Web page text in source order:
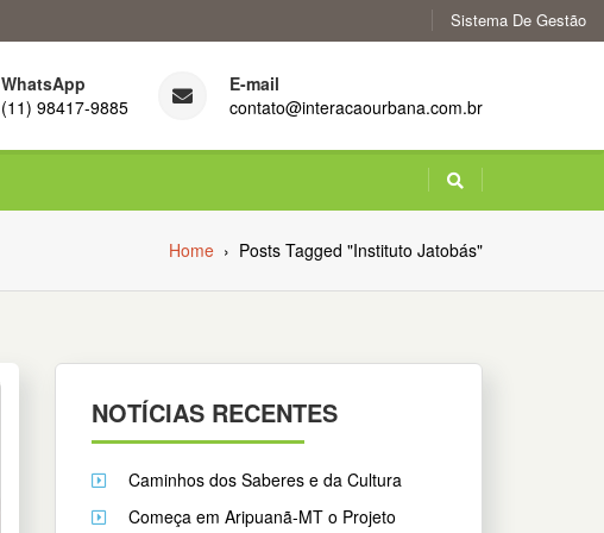
Sistema De Gestão
WhatsApp
(11) 98417-9885
E-mail
contato@interacaourbana.com.br
Home › Posts Tagged "Instituto Jatobás"
NOTÍCIAS RECENTES
Caminhos dos Saberes e da Cultura
Começa em Aripuanã-MT o Projeto